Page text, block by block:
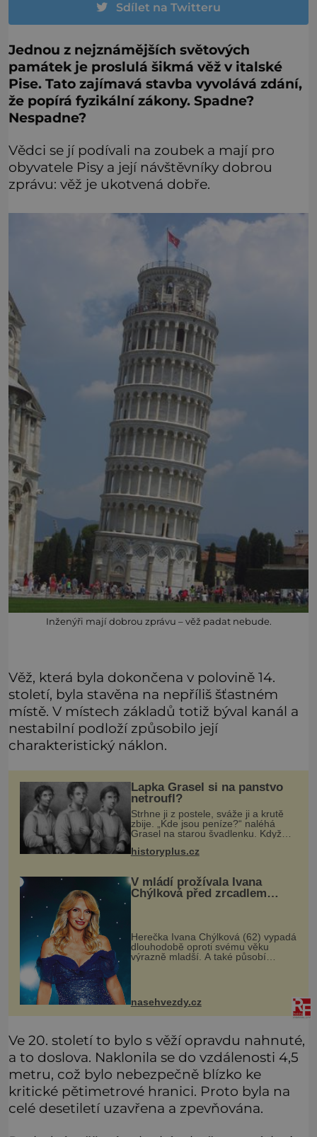
Sdílet na Twitteru
Jednou z nejznámějších světových
památek je proslulá šikmá věž v italské
Pise. Tato zajímavá stavba vyvolává zdání,
že popírá fyzikální zákony. Spadne?
Nespadne?
Vědci se jí podívali na zoubek a mají pro
obyvatele Pisy a její návštěvníky dobrou
zprávu: věž je ukotvená dobře.
Inženýři mají dobrou zprávu – věž padat nebude.
Věž, která byla dokončena v polovině 14.
století, byla stavěna na nepříliš šťastném
místě. V místech základů totiž býval kanál a
nestabilní podloží způsobilo její
charakteristický náklon.
Lapka Grasel si na panstvo
netroufl?
Strhne ji z postele, sváže ji a krutě
zbije. „Kde jsou peníze?“ naléhá
Grasel na starou švadlenku. Když
nemůže, protože žádné nemá,
historyplus.cz
V mládí prožívala Ivana
Chýlková před zrcadlem
Herečka Ivana Chýlková (62) vypadá
dlouhodobě oproti svému věku
výrazně mladší. A také působí
řadu l
nasehvezdy.cz
Ve 20. století to bylo s věží opravdu nahnuté,
a to doslova. Naklonila se do vzdálenosti 4,5
metru, což bylo nebezpečně blízko ke
kritické pětimetrové hranici. Proto byla na
celé desetiletí uzavřena a zpevňována.